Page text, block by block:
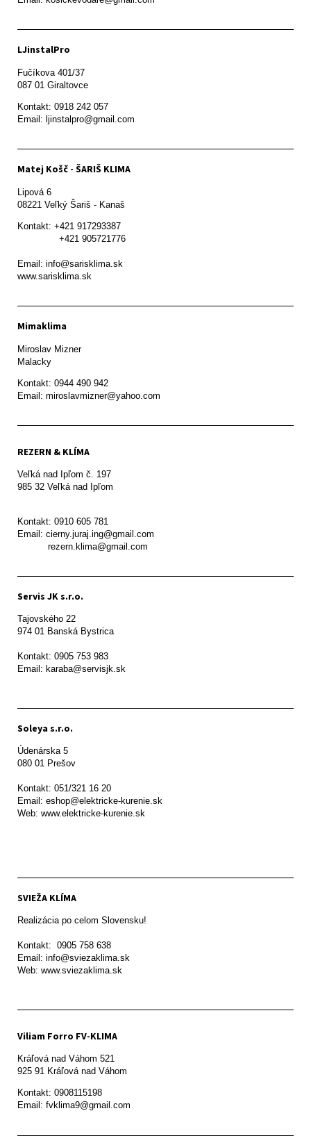
LJinstalPro
Fučíkova 401/37
087 01 Giraltovce
Kontakt: 0918 242 057
Email: ljinstalpro@gmail.com
Matej Košč - ŠARIŠ KLIMA
Lipová 6
08221 Veľký Šariš - Kanaš
Kontakt: +421 917293387
Email: info@sarisklima.sk
www.sarisklima.sk
Mimaklima
Miroslav Mizner
Malacky
Kontakt: 0944 490 942
REZERN & KLÍMA
Veľká nad Ipľom č. 197
985 32 Veľká nad Ipľom
Kontakt: 0910 605 781
Email: cierny.juraj.ing@gmail.com
           rezern.klima@gmail.com
Servis JK s.r.o.
Tajovského 22
974 01 Banská Bystrica
Kontakt: 0905 753 983
Email: karaba@servisjk.sk
Soleya s.r.o.
Údenárska 5
080 01 Prešov
Kontakt: 051/321 16 20
Email: eshop@elektricke-kurenie.sk
Web: www.elektricke-kurenie.sk
SVIEŽA KLÍMA
Realizácia po celom Slovensku!
Kontakt:  0905 758 638
Email: info@sviezaklima.sk
Web: www.sviezaklima.sk
Viliam Forro FV-KLIMA
Kráľová nad Váhom 521
Kontakt: 0908115198
Email: fvklima9@gmail.com